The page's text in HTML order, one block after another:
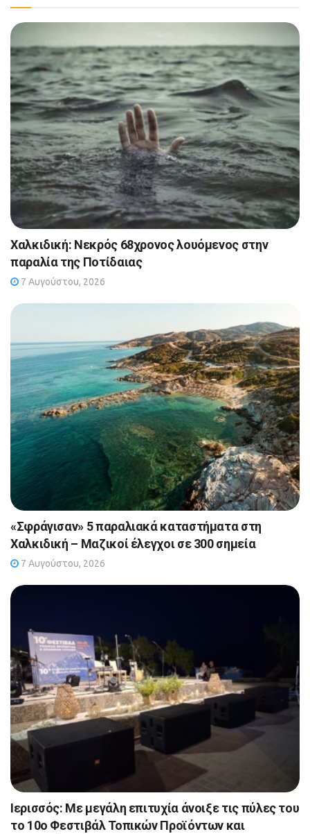
Χαλκιδική: Νεκρός 68χρονος λουόμενος στην
παραλία της Ποτίδαιας
7 Αυγούστου, 2026
«Σφράγισαν» 5 παραλιακά καταστήματα στη
Χαλκιδική – Μαζικοί έλεγχοι σε 300 σημεία
7 Αυγούστου, 2026
Ιερισσός: Με μεγάλη επιτυχία άνοιξε τις πύλες του
το 10ο Φεστιβάλ Τοπικών Προϊόντων και